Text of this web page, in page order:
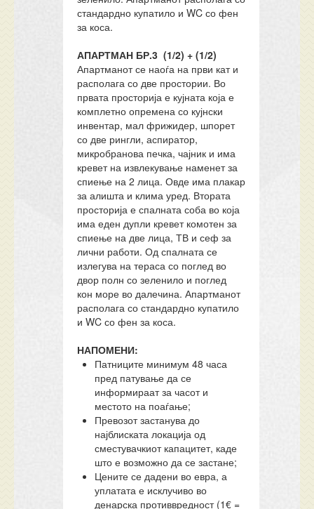
стандардно купатило и WC со фен
за коса.
АПАРТМАН БР.3 (1/2) + (1/2)
Апартманот се наоѓа на први кат и
располага со две простории. Во
првата просторија е кујната која е
комплетно опремена со кујнски
инвентар, мал фрижидер, шпорет
со две рингли, аспиратор,
микробранова печка, чајник и има
кревет на извлекување наменет за
спиење на 2 лица. Овде има плакар
за алишта и клима уред. Втората
просторија е спалната соба во која
има еден дупли кревет комотен за
спиење на две лица, ТВ и сеф за
лични работи. Од спалната се
излегува на тераса со поглед во
двор полн со зеленило и поглед
кон море во далечина. Апартманот
располага со стандардно купатило
и WC со фен за коса.
НАПОМЕНИ:
Патниците минимум 48 часа
пред патување да се
информираат за часот и
местото на поаѓање;
Превозот застанува до
најблиската локација од
сместувачкиот капацитет, каде
што е возможно да се застане;
Цените се дадени во евра, а
уплатата е исклучиво во
денарска противвредност (1€ =